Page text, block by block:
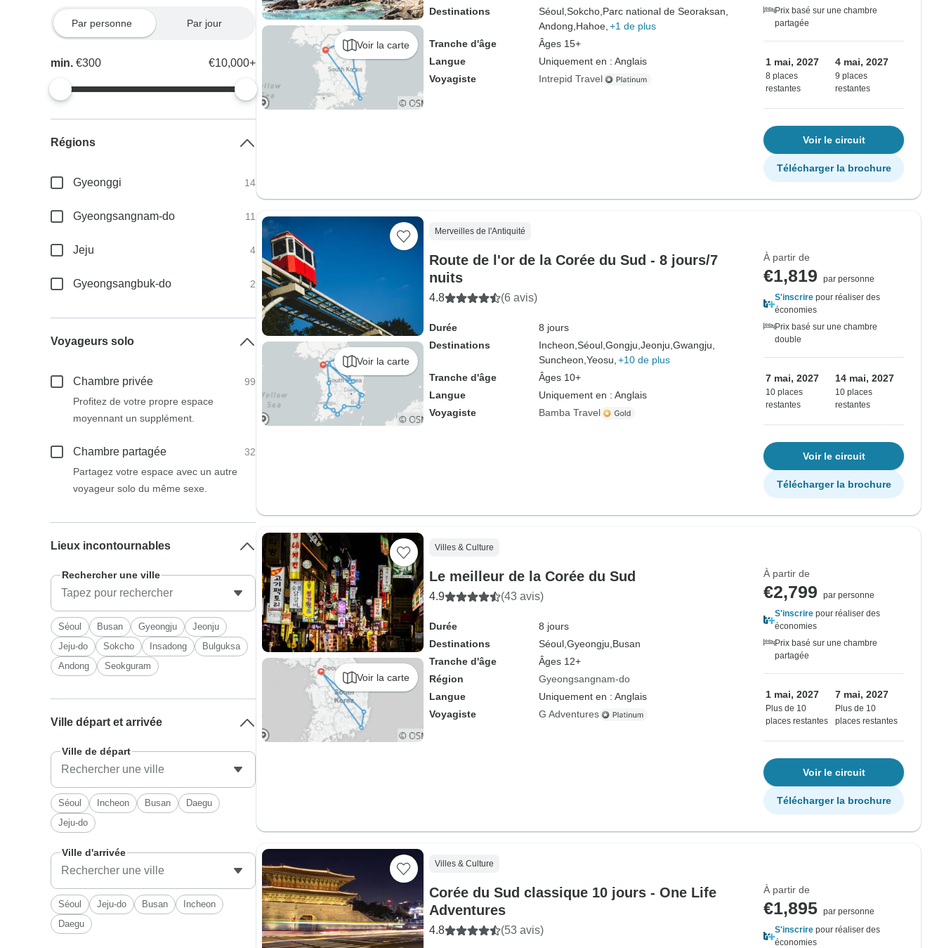
Voir la carte
Destinations
Séoul, Sokcho, Parc national de Seoraksan,
Andong, Hahoe, +1 de plus
Tranche d'âge
Âges 15+
Langue
Uniquement en : Anglais
Voyagiste
Intrepid Travel
Prix basé sur une chambre
partagée
1 mai, 2027
8 places
restantes
4 mai, 2027
9 places
restantes
Voir le circuit
Télécharger la brochure
Voir la carte
Merveilles de l'Antiquité
Route de l'or de la Corée du Sud - 8 jours/7
nuits
4.8 (6 avis)
Durée
8 jours
Destinations
Incheon, Séoul, Gongju, Jeonju, Gwangju,
Suncheon, Yeosu, +10 de plus
Tranche d'âge
Âges 10+
Langue
Uniquement en : Anglais
Voyagiste
Bamba Travel
À partir de
€1,819
par personne
S'inscrire pour réaliser des
économies
Prix basé sur une chambre
double
7 mai, 2027
10 places
restantes
14 mai, 2027
10 places
restantes
Voir le circuit
Télécharger la brochure
Voir la carte
Villes & Culture
Le meilleur de la Corée du Sud
4.9 (43 avis)
Durée
8 jours
Destinations
Séoul, Gyeongju, Busan
Tranche d'âge
Âges 12+
Région
Gyeongsangnam-do
Langue
Uniquement en : Anglais
Voyagiste
G Adventures
À partir de
€2,799
par personne
S'inscrire pour réaliser des
économies
Prix basé sur une chambre
partagée
1 mai, 2027
Plus de 10
places restantes
7 mai, 2027
Plus de 10
places restantes
Voir le circuit
Télécharger la brochure
Villes & Culture
Corée du Sud classique 10 jours - One Life
Adventures
4.8 (53 avis)
À partir de
€1,895 par personne
S'inscrire pour réaliser des
économies
Par personne Par jour
min.€300 €10,000+
Régions
Gyeonggi 14
Gyeongsangnam-do 11
Jeju 4
Gyeongsangbuk-do 2
Voyageurs solo
Chambre privée
99
Profitez de votre propre espace
moyennant un supplément.
Chambre partagée
32
Partagez votre espace avec un autre
voyageur solo du même sexe.
Lieux incontournables
Rechercher une ville
Séoul Busan Gyeongju
Jeonju
Jeju-do
Sokcho Insadong
Bulguksa
Andong
Seokguram
Ville départ et arrivée
Ville de départ
Séoul Incheon Busan
Daegu
Jeju-do
Ville d'arrivée
Séoul Jeju-do Busan
Incheon
Daegu